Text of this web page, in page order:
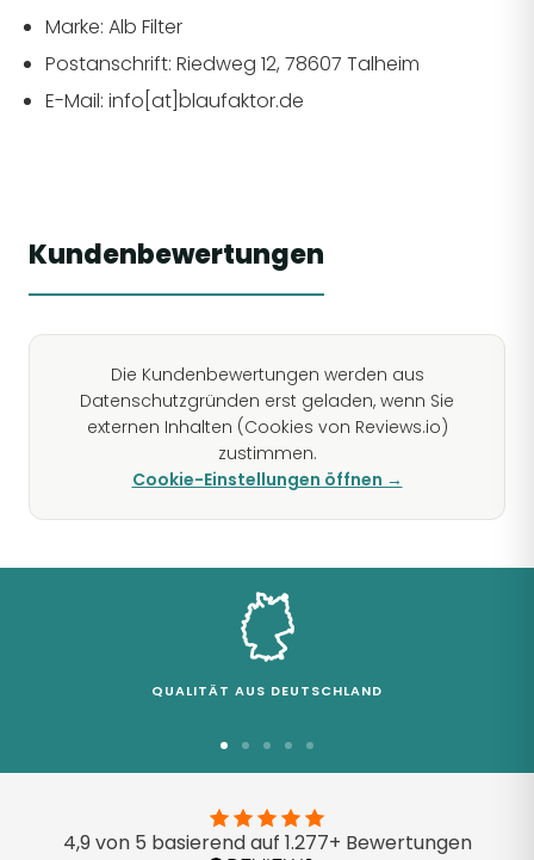
Marke: Alb Filter
Postanschrift: Riedweg 12, 78607 Talheim
E-Mail: info[at]blaufaktor.de
Kundenbewertungen
Die Kundenbewertungen werden aus
Datenschutzgründen erst geladen, wenn Sie
externen Inhalten (Cookies von Reviews.io)
zustimmen.
Cookie-Einstellungen öffnen →
QUALITÄT AUS DEUTSCHLAND
1
gehen
2
gehen
3
gehen
4
gehen
5
gehen
4,9 von 5 basierend auf 1.277+ Bewertungen